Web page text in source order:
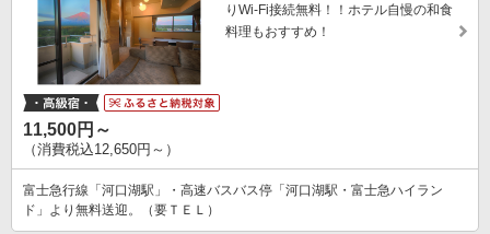
りWi-Fi接続無料！！ホテル自慢の和食
料理もおすすめ！
11,500円～
（消費税込12,650円～）
富士急行線「河口湖駅」・高速バスバス停「河口湖駅・富士急ハイラン
ド」より無料送迎。（要ＴＥＬ）